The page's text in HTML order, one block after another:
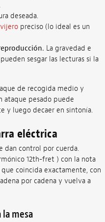
deseada.
preciso (lo ideal es un
La gravedad e
sesgar las lecturas si la
de recogida medio y
ataque pesado puede
y luego decaer en sintonía.
eléctrica
dan control por cuerda.
12th-fret ) con la nota
coincida exactamente, con
por cadena y vuelva a
mesa